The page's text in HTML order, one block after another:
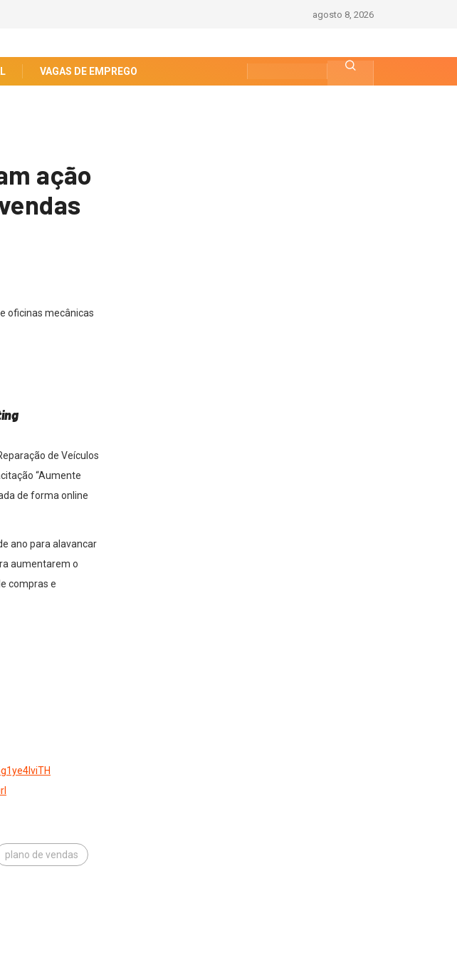
agosto 8, 2026
VAGAS DE EMPREGO
ação
de Veículos
“Aumente
de forma online
ano para alavancar
aumentarem o
compras e
plano de vendas